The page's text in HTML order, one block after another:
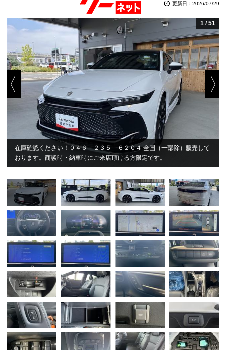
更新日：2026/07/29
在庫確認ください！０４６－２３５－６２０４ 全国（一部除）販売して
おります。商談時・納車時にご来店頂ける方限定です。
1 /51